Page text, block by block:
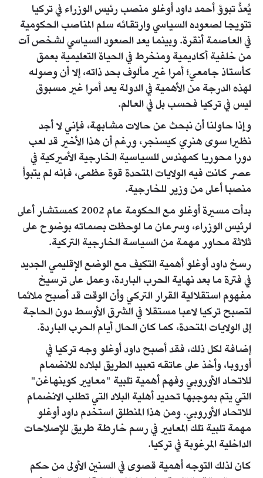
يُعدُّ تبوؤ أحمد داود أوغلو منصب رئيس الوزراء في تركيا
تتويجا لصعوده السياسي وارتقائه سلم المناصب الحكومية
في العاصمة أنقرة. وبينما يعد الصعود السياسي لشخص آت
من خلفية أكاديمية ومنخرط في الحياة التعليمية بعمق
كأستاذ جامعي؛ أمرا غير مألوف بحد ذاته، إلا أن وصوله
لهذه الدرجة من الأهمية في الدولة يعد أمرا غير مسبوق
ليس في تركيا فحسب بل في العالم.
وإذا حاولنا أن نبحث عن حالات مشابهة، فإني لا أجد
نظيرا سوى هنري كيسنجر، ورغم أن هذا الأخير قد لعب
دورا محوريا كمهندس للسياسية الخارجية الأميركية في
عصر كانت فيه الولايات المتحدة قوة عظمى، فإنه لم يتبوأ
منصبا أعلى من وزير للخارجية.
بدأت مسيرة أوغلو مع الحكومة عام 2002 كمستشار أعلى
لرئيس الوزراء، وسرعان ما لوحظت بصماته بوضوح على
ثلاثة محاور مهمة من السياسة الخارجية التركية.
رسخ داود أوغلو أهمية التكيف مع الوضع الإقليمي الجديد
في فترة ما بعد نهاية الحرب الباردة، وعمل على ترسيخ
مفهوم استقلالية القرار التركي وأن الوقت قد أصبح ملائما
لتصبح تركيا لاعبا مستقلا في الشرق الأوسط دون الحاجة
إلى الولايات المتحدة، كما كان الحال أيام الحرب الباردة.
إضافة لكل ذلك، فقد أصبح داود أوغلو وجه تركيا في
أوروبا، وأخذ على عاتقه تعبيد الطريق لبلاده للانضمام
للاتحاد الأوروبي وفهم أهمية تلبية "معايير كوبنهاغن"
التي يتم بموجبها تحديد أهلية البلاد التي تطلب الانضمام
للاتحاد الأوروبي. ومن هذا المنطلق استخدم داود أوغلو
مهمة تلبية تلك المعايير في رسم خارطة طريق للإصلاحات
الداخلية المرغوبة في تركيا.
كان لذلك التوجه أهمية قصوى في السنين الأولى من حكم